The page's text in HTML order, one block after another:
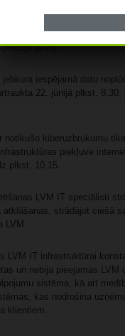
ņemot vērā iespēju, ka
(DVI).
jebkura iespējamā datu
22. jūnijā plkst.
notikušo kiberuzbrukumu
piekļuve
plkst. 10.15.
LVM IT speciālisti
strādājot ciešā
LVM.
LVM IT infrastruktūrai
un nebija pieejamas
sistēma, kā arī
kas nodrošina
klientiem.